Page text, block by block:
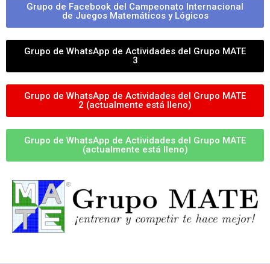
Grupo de Facebook del Campeonato Internacional
de Juegos Matemáticos y Lógicos
Grupo de WhatsApp de Actividades del Grupo MATE
3
Grupo de WhatsApp de Actividades del Grupo MATE
2 (actualmente está lleno)
Grupo de WhatsApp de Actividades del Grupo MATE
(actualmente está lleno)